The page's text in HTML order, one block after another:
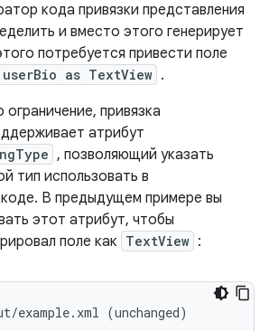
кода привязки представления
и вместо этого генерирует
потребуется привести поле
as TextView .
привязка
атрибут
, позволяющий указать
тип использовать в
В предыдущем примере вы
этот атрибут, чтобы
поле как TextView :
example.xml (unchanged)